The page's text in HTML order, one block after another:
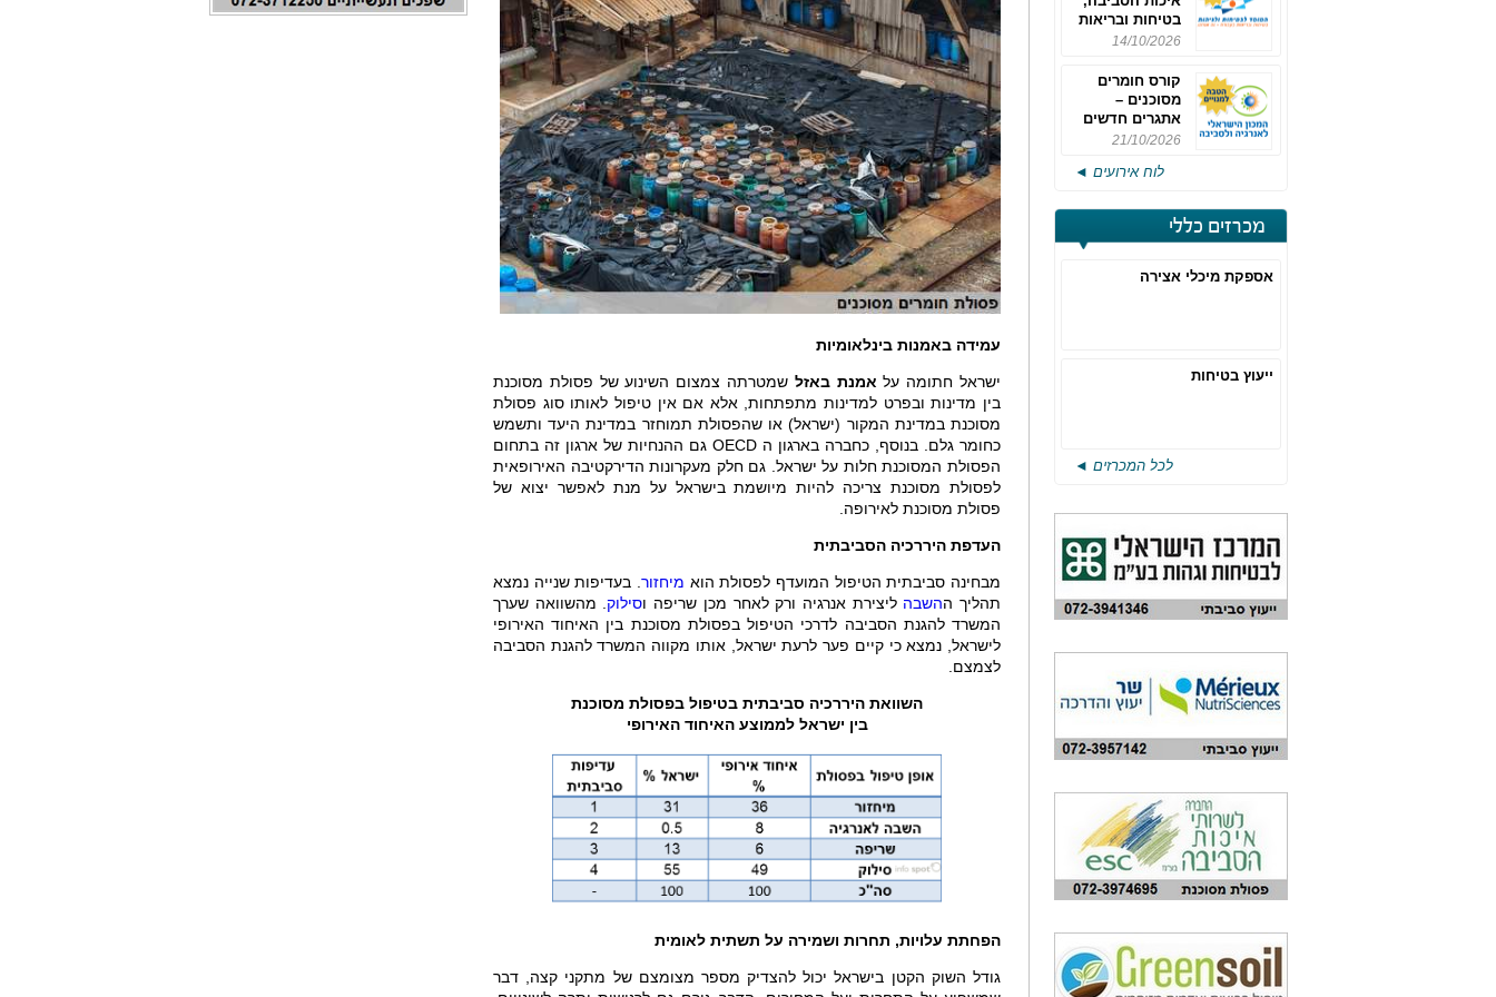
בטיחות ובריאות
תעסוקתית
14/10/2026
קורס חומרים
מסוכנים –
אתגרים חדשים
והערכות לחוק
מחזור 4
21/10/2026
לוח אירועים ◄
מכרזים כללי
אספקת מיכלי אצירה
ייעוץ בטיחות
לכל המכרזים ◄
עמידה באמנות בינלאומיות
ישראל חתומה על אמנת באזל שמטרתה צמצום השינוע של פסולת מסוכנת
בין מדינות ובפרט למדינות מתפתחות, אלא אם אין טיפול לאותו סוג פסולת
מסוכנת במדינת המקור (ישראל) או שהפסולת תמוחזר במדינת היעד ותשמש
כחומר גלם. בנוסף, כחברה בארגון ה OECD גם ההנחיות של ארגון זה בתחום
הפסולת המסוכנת חלות על ישראל. גם חלק מעקרונות הדירקטיבה האירופאית
לפסולת מסוכנת צריכה להיות מיושמת בישראל על מנת לאפשר יצוא של
פסולת מסוכנת לאירופה.
העדפת היררכיה הסביבתית
מבחינה סביבתית הטיפול המועדף לפסולת הוא מיחזור . בעדיפות שנייה נמצא
תהליך ההשבה ליצירת אנרגיה ורק לאחר מכן שריפה וסילוק. מהשוואה שערך
המשרד להגנת הסביבה לדרכי הטיפול בפסולת מסוכנת בין האיחוד האירופי
לישראל, נמצא כי קיים פער לרעת ישראל, אותו מקווה המשרד להגנת הסביבה
לצמצם.
השוואת היררכיה סביבתית בטיפול בפסולת מסוכנת
בין ישראל לממוצע האיחוד האירופי
הפחתת עלויות, תחרות ושמירה על תשתית לאומית
גודל השוק הקטן בישראל יכול להצדיק מספר מצומצם של מתקני קצה, דבר